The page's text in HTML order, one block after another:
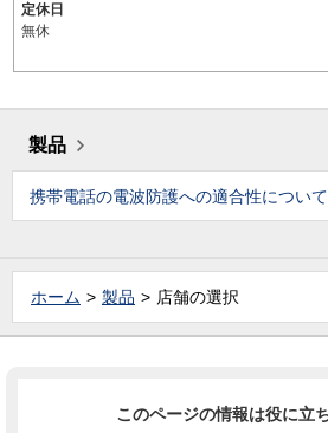
定休日
無休
製品
携帯電話の電波防護への適合性について
ホーム 製品 店舗の選択
このページの情報は役に立